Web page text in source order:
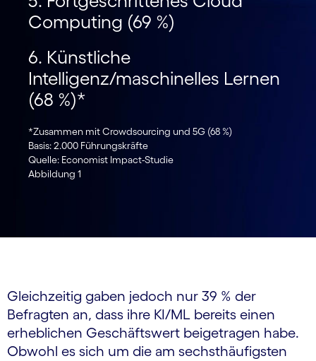
Computing (69 %)
6. Künstliche
Intelligenz/maschinelles Lernen
(68 %)*
*Zusammen mit Crowdsourcing und 5G (68 %)
Basis: 2.000 Führungskräfte
Quelle: Economist Impact-Studie
Abbildung 1
Gleichzeitig gaben jedoch nur 39 % der
Befragten an, dass ihre KI/ML bereits einen
erheblichen Geschäftswert beigetragen habe.
Obwohl es sich um die am sechsthäufigsten